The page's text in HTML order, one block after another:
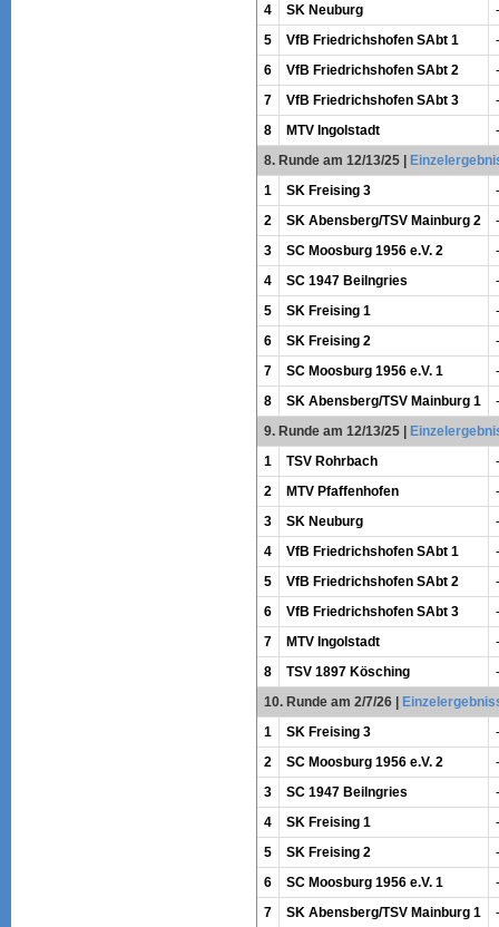
4
SK Neuburg
-
5
VfB Friedrichshofen SAbt 1
-
6
VfB Friedrichshofen SAbt 2
-
7
VfB Friedrichshofen SAbt 3
-
8
MTV Ingolstadt
-
8. Runde am 12/13/25|
1
SK Freising 3
-
2
SK Abensberg/TSV Mainburg 2
-
3
SC Moosburg 1956 e.V. 2
-
4
SC 1947 Beilngries
-
5
SK Freising 1
-
6
SK Freising 2
-
7
SC Moosburg 1956 e.V. 1
-
8
SK Abensberg/TSV Mainburg 1
-
9. Runde am 12/13/25|
1
TSV Rohrbach
-
2
MTV Pfaffenhofen
-
3
SK Neuburg
-
4
VfB Friedrichshofen SAbt 1
-
5
VfB Friedrichshofen SAbt 2
-
6
VfB Friedrichshofen SAbt 3
-
7
MTV Ingolstadt
-
8
TSV 1897 Kösching
-
10. Runde am 2/7/26|
1
SK Freising 3
-
2
SC Moosburg 1956 e.V. 2
-
3
SC 1947 Beilngries
-
4
SK Freising 1
-
5
SK Freising 2
-
6
SC Moosburg 1956 e.V. 1
-
7
SK Abensberg/TSV Mainburg 1 -